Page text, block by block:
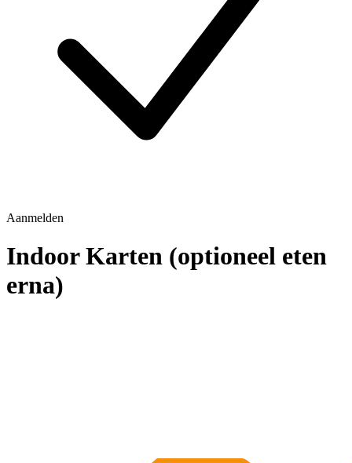
Aanmelden
Indoor Karten (optioneel eten
erna)